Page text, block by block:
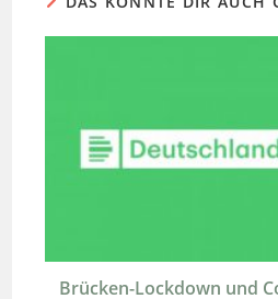
Brücken-Lockdown und